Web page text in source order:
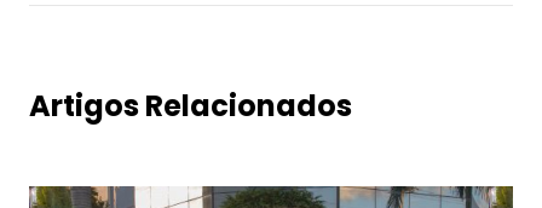
Artigos Relacionados